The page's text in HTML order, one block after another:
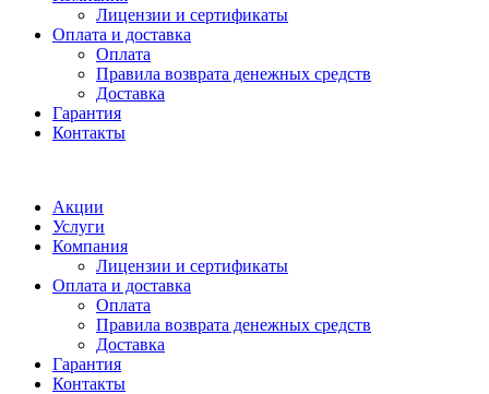
Лицензии и сертификаты
Оплата и доставка
Оплата
Правила возврата денежных средств
Доставка
Гарантия
Контакты
Акции
Услуги
Компания
Лицензии и сертификаты
Оплата и доставка
Оплата
Правила возврата денежных средств
Доставка
Гарантия
Контакты